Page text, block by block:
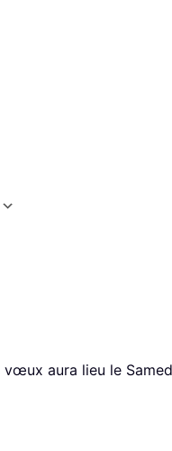
aura lieu le